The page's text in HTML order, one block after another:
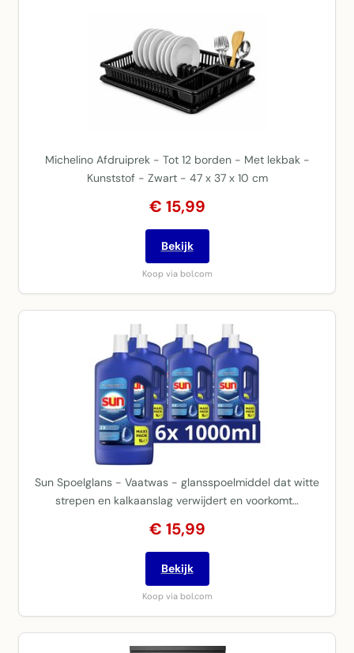
Michelino Afdruiprek - Tot 12 borden - Met lekbak -
Kunststof - Zwart - 47 x 37 x 10 cm
€ 15,99
Bekijk
Koop via bol.com
Sun Spoelglans - Vaatwas - glansspoelmiddel dat witte
strepen en kalkaanslag verwijdert en voorkomt…
€ 15,99
Bekijk
Koop via bol.com